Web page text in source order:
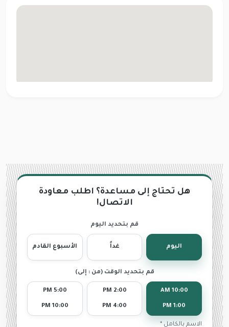
هل تحتاج إلى مساعدة؟ اطلب معاودة
الاتصال!
قم بتحديد اليوم
اليوم غداً الأسبوع القادم
قم بتحديد الوقت (من : إلى)
10:00 AM
1:00 PM
2:00 PM
4:00 PM
5:00 PM
10:00 PM
الاسم بالكامل *